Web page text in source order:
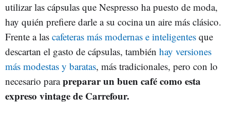
utilizar las cápsulas que Nespresso ha puesto de moda,
hay quién prefiere darle a su cocina un aire más clásico.
Frente a las cafeteras más modernas e inteligentes que
descartan el gasto de cápsulas, también hay versiones
más modestas y baratas, más tradicionales, pero con lo
necesario parapreparar un buen café como esta
expreso vintage de Carrefour.